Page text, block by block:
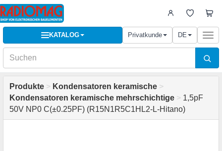
KATALOG Privatkunde DE
Produkte > Kondensatoren keramische >
Kondensatoren keramische mehrschichtige > 1,5pF
50V NP0 C(±0.25PF) (R15N1R5C1HL2-L-Hitano)